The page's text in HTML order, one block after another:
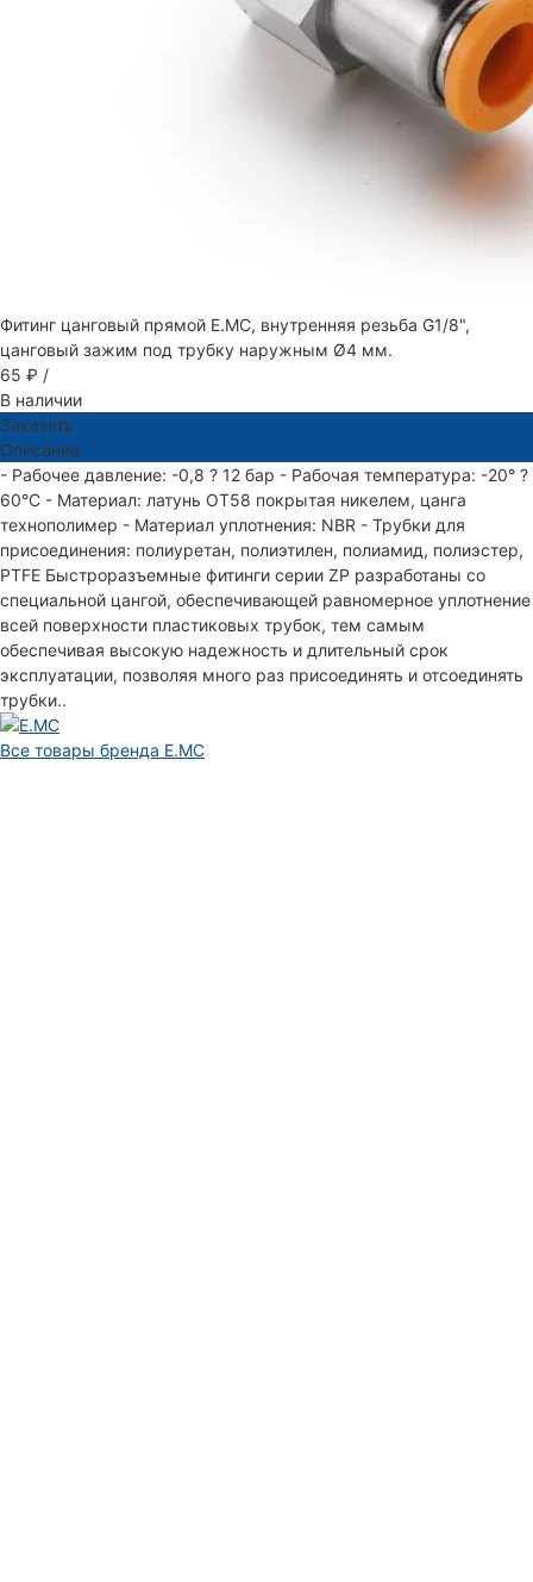
Фитинг цанговый прямой E.MC, внутренняя резьба G1/8",
цанговый зажим под трубку наружным Ø4 мм.
65 ₽ /
В наличии
Заказать
Описание
- Рабочее давление: -0,8 ? 12 бар - Рабочая температура: -20° ?
60°С - Материал: латунь ОТ58 покрытая никелем, цанга
технополимер - Материал уплотнения: NBR - Трубки для
присоединения: полиуретан, полиэтилен, полиамид, полиэстер,
PTFE Быстроразъемные фитинги серии ZP разработаны со
специальной цангой, обеспечивающей равномерное уплотнение
всей поверхности пластиковых трубок, тем самым
обеспечивая высокую надежность и длительный срок
эксплуатации, позволяя много раз присоединять и отсоединять
трубки..
Все товары бренда E.MC